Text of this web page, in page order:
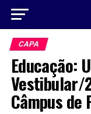
CAPA
Educação:
Vestibular/
Câmpus de